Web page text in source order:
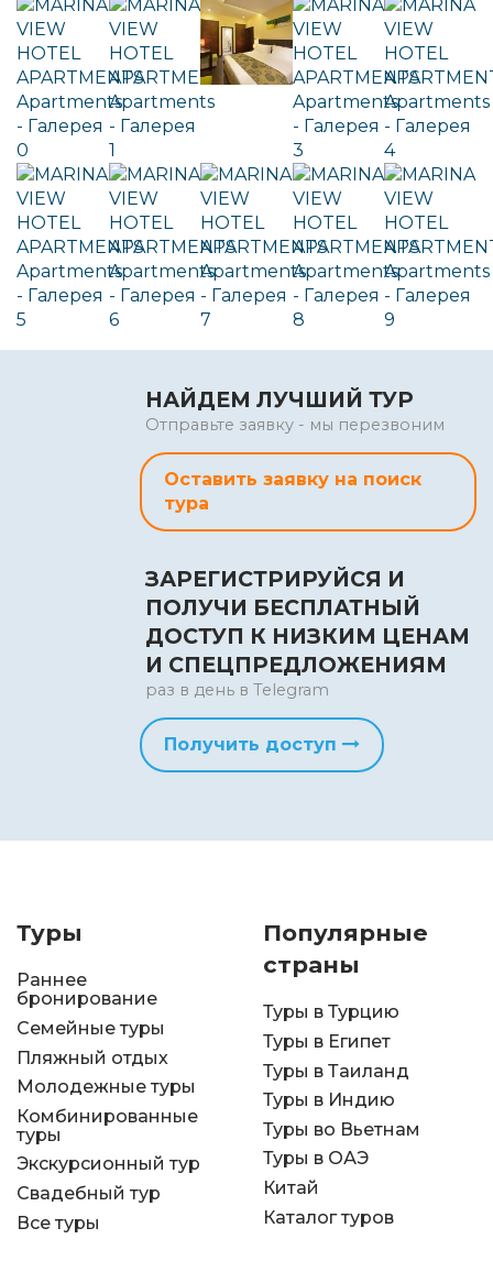
НАЙДЕМ ЛУЧШИЙ ТУР
Отправьте заявку - мы перезвоним
Оставить заявку на поиск
тура
ЗАРЕГИСТРИРУЙСЯ И
ПОЛУЧИ БЕСПЛАТНЫЙ
ДОСТУП К НИЗКИМ ЦЕНАМ
И СПЕЦПРЕДЛОЖЕНИЯМ
раз в день в Telegram
Получить доступ
Туры
Раннее
бронирование
Семейные туры
Пляжный отдых
Молодежные туры
Комбинированные
туры
Экскурсионный тур
Свадебный тур
Все туры
Популярные
страны
Туры в Турцию
Туры в Египет
Туры в Таиланд
Туры в Индию
Туры во Вьетнам
Туры в ОАЭ
Китай
Каталог туров